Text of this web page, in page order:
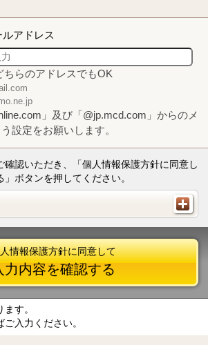
アドレス
らのアドレスでもOK
」及び「@jp.mcd.com」からのメ
設定をお願いします。
確認いただき、「個人情報保護方針に同意し
ボタンを押してください。
情報保護方針に同意して
力内容を確認する
す。
入力ください。